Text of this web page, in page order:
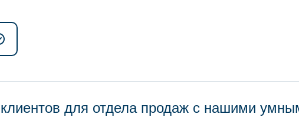
для отдела продаж с нашими